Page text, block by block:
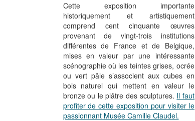
Cette exposition importante
historiquement et artistiquement
comprend cent cinquante œuvres
provenant de vingt-trois institutions
différentes de France et de Belgique,
mises en valeur par une intéressante
scénographie où les teintes grises, ocrée
ou vert pâle s’associent aux cubes en
bois naturel qui mettent en valeur le
bronze ou le plâtre des sculptures. Il faut
profiter de cette exposition pour visiter le
passionnant Musée Camille Claudel.